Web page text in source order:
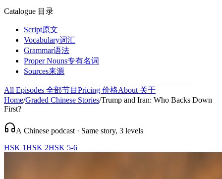
Catalogue 目录
Script原文
Vocabulary词汇
Grammar语法
Proper Nouns专有名词
Sources来源
All Episodes 全部节目 Pricing 价格About 关于
Home/Graded Chinese Stories/Trump and Iran: Who Backs Down
First?
A Chinese podcast · Same story, 3 levels
HSK 1HSK 2HSK 5-6